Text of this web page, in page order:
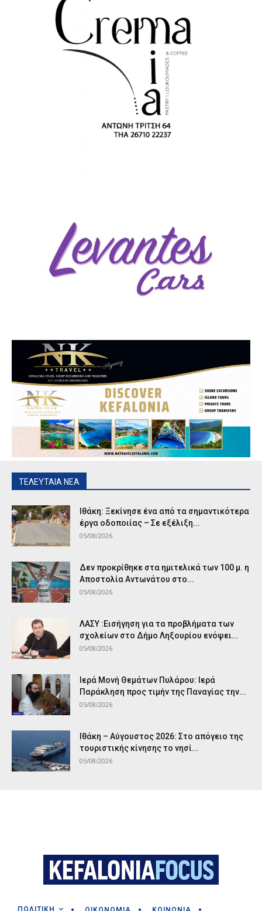
ΤΕΛΕΥΤΑΙΑ ΝΕΑ
Ιθάκη: Ξεκίνησε ένα από τα σημαντικότερα
έργα οδοποιίας – Σε εξέλιξη...
05/08/2026
Δεν προκρίθηκε στα ημιτελικά των 100 μ. η
Αποστολία Αντωνάτου στο...
05/08/2026
ΛΑΣΥ :Εισήγηση για τα προβλήματα των
σχολείων στο Δήμο Ληξουρίου ενόψει...
05/08/2026
Ιερά Μονή Θεμάτων Πυλάρου: Ιερά
Παράκληση προς τιμήν της Παναγίας την...
05/08/2026
Ιθάκη – Αύγουστος 2026: Στο απόγειο της
τουριστικής κίνησης το νησί...
05/08/2026